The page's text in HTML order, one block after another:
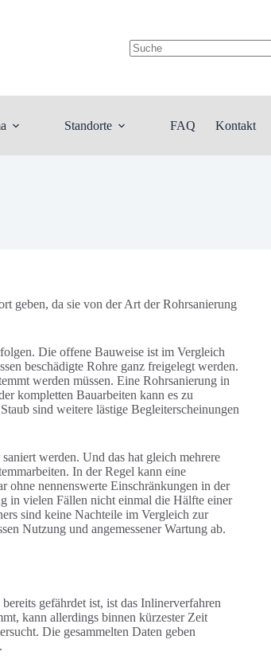
Standorte FAQ Kontakt
geben, da sie von der Art der Rohrsanierung
Die offene Bauweise ist im Vergleich
beschädigte Rohre ganz freigelegt werden.
werden müssen. Eine Rohrsanierung in
kompletten Bauarbeiten kann es zu
sind weitere lästige Begleiterscheinungen
werden. Und das hat gleich mehrere
In der Regel kann eine
nennenswerte Einschränkungen in der
in vielen Fällen nicht einmal die Hälfte einer
sind keine Nachteile im Vergleich zur
Nutzung und angemessener Wartung ab.
gefährdet ist, ist das Inlinerverfahren
kann allerdings binnen kürzester Zeit
Die gesammelten Daten geben